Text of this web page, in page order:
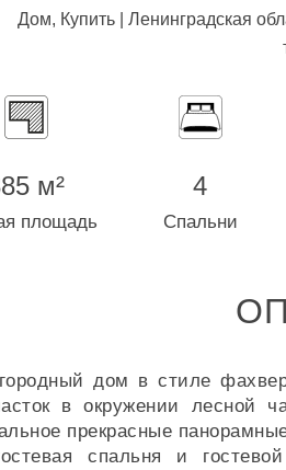
Дом, Купить | Ленинградская
м²
площадь
4
Спальни
дом в стиле
в окружении лесной
прекрасные
спальня и